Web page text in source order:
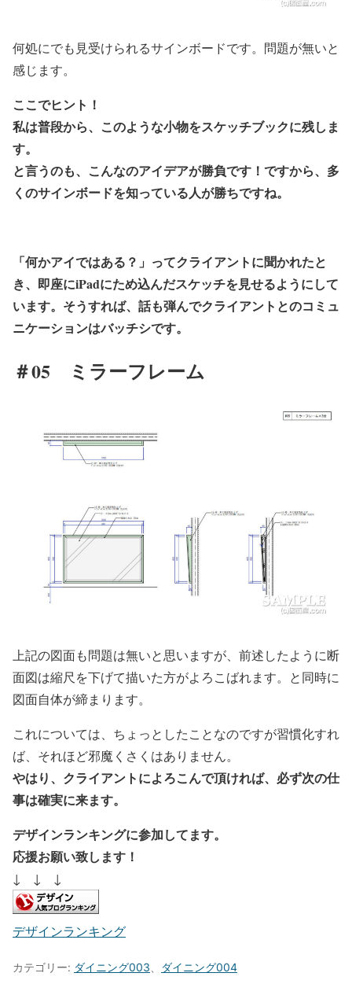
何処にでも見受けられるサインボードです。問題が無いと
感じます。
ここでヒント！
私は普段から、このような小物をスケッチブックに残しま
す。
と言うのも、こんなのアイデアが勝負です！ですから、多
くのサインボードを知っている人が勝ちですね。
「何かアイではある？」ってクライアントに聞かれたと
き、即座にiPadにため込んだスケッチを見せるようにして
います。そうすれば、話も弾んでクライアントとのコミュ
ニケーションはバッチシです。
＃05 ミラーフレーム
上記の図面も問題は無いと思いますが、前述したように断
面図は縮尺を下げて描いた方がよろこばれます。と同時に
図面自体が締まります。
これについては、ちょっとしたことなのですが習慣化すれ
ば、それほど邪魔くさくはありません。
やはり、クライアントによろこんで頂ければ、必ず次の仕
事は確実に来ます。
デザインランキングに参加してます。
応援お願い致します！
↓ ↓ ↓
デザインランキング
カテゴリー: ダイニング003 ダイニング004